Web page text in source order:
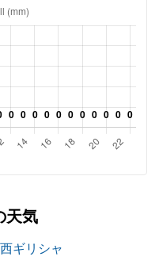
天気
西ギリシャ